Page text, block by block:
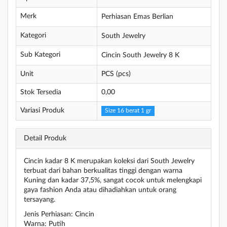
Merk Perhiasan Emas Berlian
Kategori South Jewelry
Sub Kategori Cincin South Jewelry 8 K
Unit PCS (pcs)
Stok Tersedia 0,00
Variasi Produk Size 16 berat 1 gr
Detail Produk
Cincin kadar 8 K merupakan koleksi dari South Jewelry
terbuat dari bahan berkualitas tinggi dengan warna
Kuning dan kadar 37,5%, sangat cocok untuk melengkapi
gaya fashion Anda atau dihadiahkan untuk orang
tersayang.
Jenis Perhiasan: Cincin
Warna: Putih